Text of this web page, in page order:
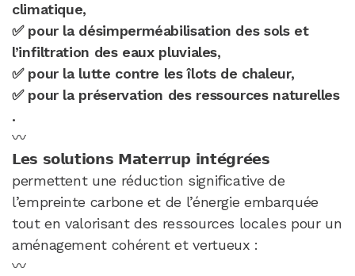
climatique,
✅ pour la désimperméabilisation des sols et
l’infiltration des eaux pluviales,
✅ pour la lutte contre les îlots de chaleur,
✅ pour la préservation des ressources naturelles
.
〰️
𝗟𝗲𝘀 𝘀𝗼𝗹𝘂𝘁𝗶𝗼𝗻𝘀 𝗠𝗮𝘁𝗲𝗿𝗿𝘂𝗽 𝗶𝗻𝘁𝗲́𝗴𝗿𝗲́𝗲𝘀
permettent une réduction significative de
l’empreinte carbone et de l’énergie embarquée
tout en valorisant des ressources locales pour un
aménagement cohérent et vertueux :
〰️